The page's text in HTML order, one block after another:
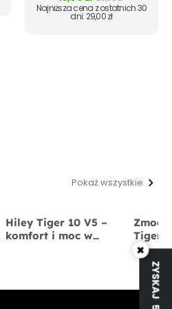
Najniższa cena z ostatnich 30
dni: 29,00zł
Pokaż wszystkie
Hiley Tiger 10 V5 –
komfort i moc w
Tiger
x
×